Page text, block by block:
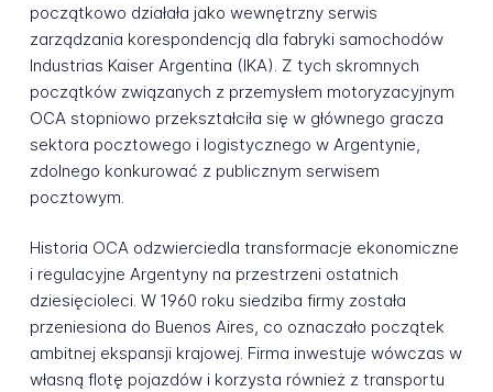
początkowo działała jako wewnętrzny serwis
zarządzania korespondencją dla fabryki samochodów
Industrias Kaiser Argentina (IKA). Z tych skromnych
początków związanych z przemysłem motoryzacyjnym
OCA stopniowo przekształciła się w głównego gracza
sektora pocztowego i logistycznego w Argentynie,
zdolnego konkurować z publicznym serwisem
pocztowym.
Historia OCA odzwierciedla transformacje ekonomiczne
i regulacyjne Argentyny na przestrzeni ostatnich
dziesięcioleci. W 1960 roku siedziba firmy została
przeniesiona do Buenos Aires, co oznaczało początek
ambitnej ekspansji krajowej. Firma inwestuje wówczas w
własną flotę pojazdów i korzysta również z transportu